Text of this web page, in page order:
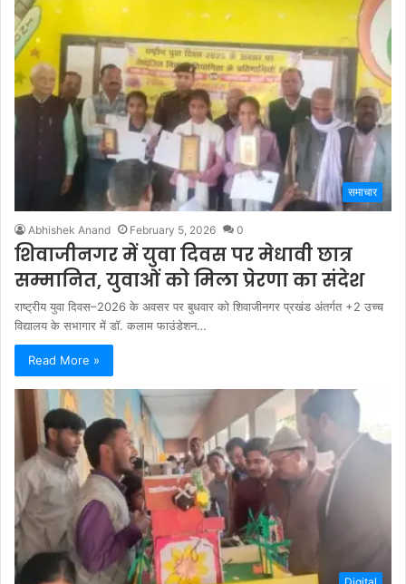
समाचार
Abhishek Anand February 5, 2026 0
शिवाजीनगर में युवा दिवस पर मेधावी छात्र
सम्मानित, युवाओं को मिला प्रेरणा का संदेश
राष्ट्रीय युवा दिवस–2026 के अवसर पर बुधवार को शिवाजीनगर प्रखंड अंतर्गत +2 उच्च
विद्यालय के सभागार में डॉ. कलाम फाउंडेशन…
Read More »